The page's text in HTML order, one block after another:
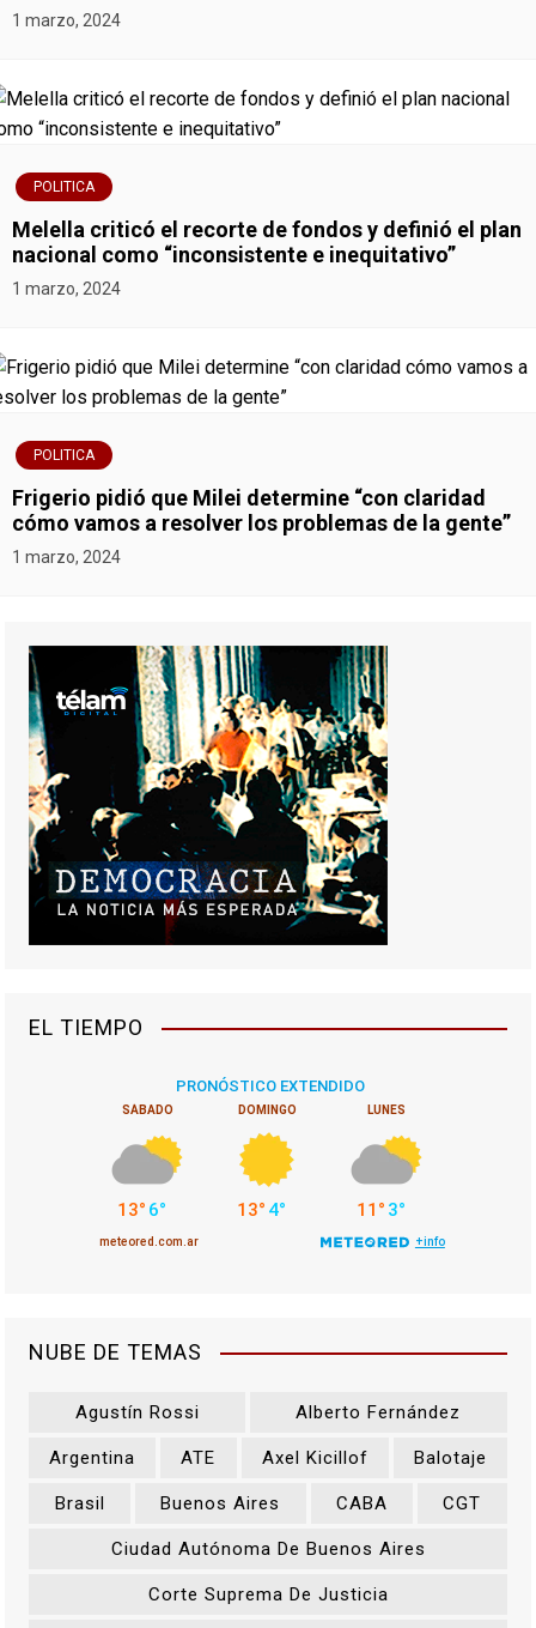
1 marzo, 2024
POLITICA
Melella criticó el recorte de fondos y definió el plan
nacional como “inconsistente e inequitativo”
1 marzo, 2024
POLITICA
Frigerio pidió que Milei determine “con claridad
cómo vamos a resolver los problemas de la gente”
1 marzo, 2024
EL TIEMPO
NUBE DE TEMAS
Agustín Rossi Alberto Fernández
Argentina ATE Axel Kicillof Balotaje
Brasil Buenos Aires CABA CGT
Ciudad Autónoma De Buenos Aires
Corte Suprema De Justicia